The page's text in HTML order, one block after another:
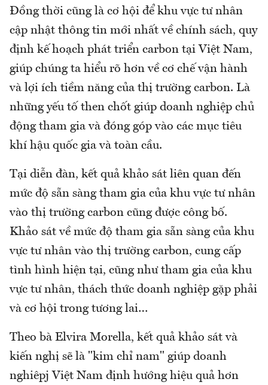
Đồng thời cũng là cơ hội để khu vực tư nhân
cập nhật thông tin mới nhất về chính sách, quy
định kế hoạch phát triển carbon tại Việt Nam,
giúp chúng ta hiểu rõ hơn về cơ chế vận hành
và lợi ích tiềm năng của thị trường carbon. Là
những yếu tố then chốt giúp doanh nghiệp chủ
động tham gia và đóng góp vào các mục tiêu
khí hậu quốc gia và toàn cầu.
Tại diễn đàn, kết quả khảo sát liên quan đến
mức độ sẵn sàng tham gia của khu vực tư nhân
vào thị trường carbon cũng được công bố.
Khảo sát về mức độ tham gia sẵn sàng của khu
vực tư nhân vào thị trường carbon, cung cấp
tình hình hiện tại, cũng như tham gia của khu
vực tư nhân, thách thức doanh nghiệp gặp phải
và cơ hội trong tương lai…
Theo bà Elvira Morella, kết quả khảo sát và
kiến nghị sẽ là "kim chỉ nam" giúp doanh
nghiêpj Việt Nam định hướng hiệu quả hơn